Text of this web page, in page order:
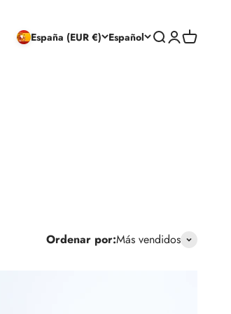
España (EUR €) Español BuscarIniciar sesión
Carrito
Ordenar por:Más vendidos